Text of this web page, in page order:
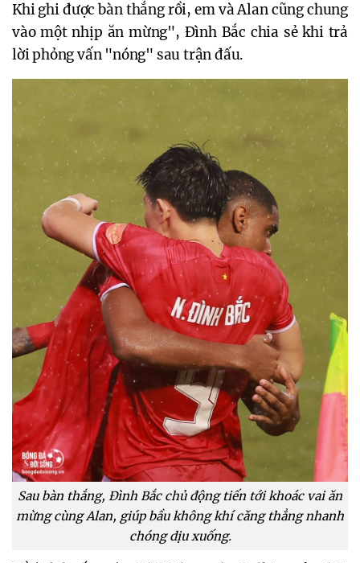
Khi ghi được bàn thắng rồi, em và Alan cũng chung
vào một nhịp ăn mừng", Đình Bắc chia sẻ khi trả
lời phỏng vấn "nóng" sau trận đấu.
Sau bàn thắng, Đình Bắc chủ động tiến tới khoác vai ăn
mừng cùng Alan, giúp bầu không khí căng thẳng nhanh
chóng dịu xuống.